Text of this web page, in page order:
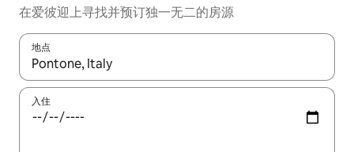
在爱彼迎上寻找并预订独一无二的房源
地点
如有搜索结果，请使用上下方向键查看，或通过点击或滑动手势
入住